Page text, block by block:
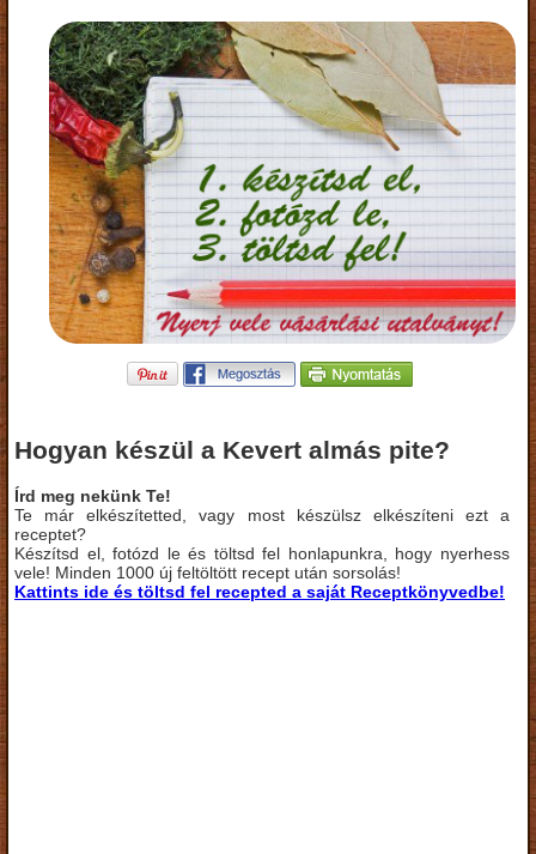
Hogyan készül a Kevert almás pite?
Írd meg nekünk Te!
Te már elkészítetted, vagy most készülsz elkészíteni ezt a
receptet?
Készítsd el, fotózd le és töltsd fel honlapunkra, hogy nyerhess
vele! Minden 1000 új feltöltött recept után sorsolás!
Kattints ide és töltsd fel recepted a saját Receptkönyvedbe!